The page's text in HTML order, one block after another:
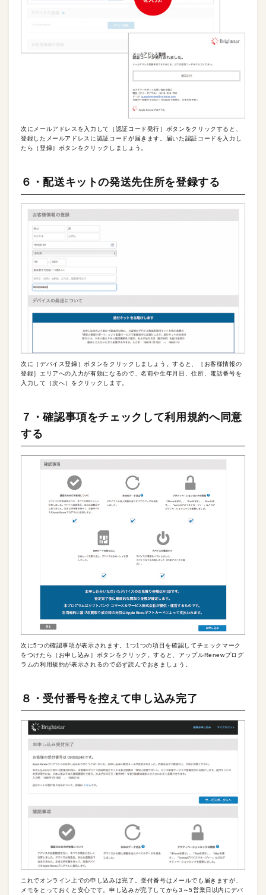
次にメールアドレスを入力して［認証コード発行］ボタンをクリックすると、
登録したメールアドレスに認証コードが届きます。届いた認証コードを入力し
たら［登録］ボタンをクリックしましょう。
６・配送キットの発送先住所を登録する
次に［デバイス登録］ボタンをクリックしましょう。すると、［お客様情報の
登録］エリアへの入力が有効になるので、名前や生年月日、住所、電話番号を
入力して［次へ］をクリックします。
７・確認事項をチェックして利用規約へ同意
する
次に5つの確認事項が表示されます。1つ1つの項目を確認してチェックマーク
をつけたら［お申し込み］ボタンをクリック。すると、アップルRenewプログ
ラムの利用規約が表示されるので必ず読んでおきましょう。
８・受付番号を控えて申し込み完了
これでオンライン上での申し込みは完了。受付番号はメールでも届きますが、
メモをとっておくと安心です。申し込みが完了してから3～5営業日以内にデバ